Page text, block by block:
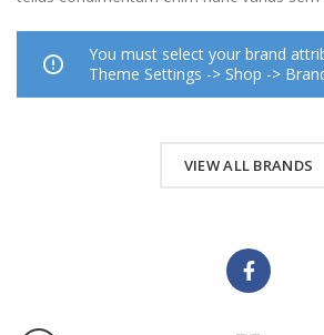
You must select your brand
Theme Settings -> Shop ->
VIEW ALL BRANDS